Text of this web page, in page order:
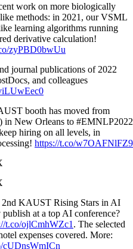
work on more biologically
methods: in 2021, our VSML
learning algorithms running
derivative calculation!
zyPBD0bwUu
journal publications of 2022
and colleagues
booth has moved from
in New Orleans to #EMNLP2022
hiring on all levels, in
https://t.co/w7OAFNlFZ9
2nd KAUST Rising Stars in AI
at a top AI conference?
t.co/ojlCmhWZc1 . The selected
expenses covered. More:
cUDnsWmICn